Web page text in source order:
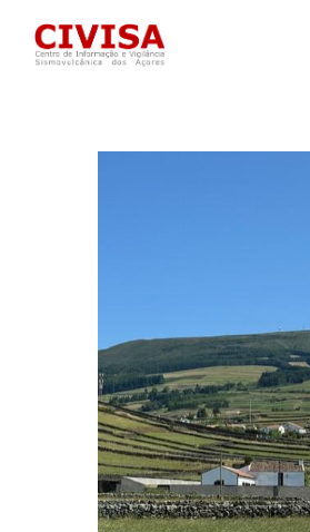
Skip to main content